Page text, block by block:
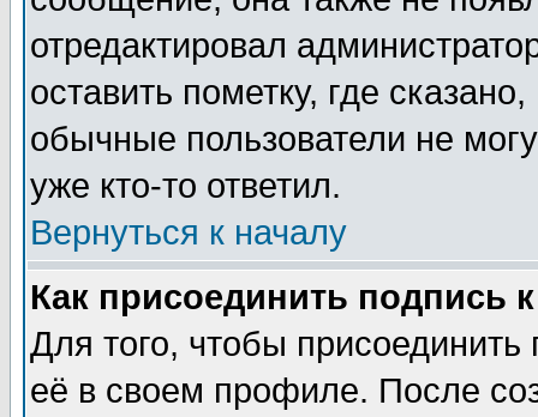
отредактировал
оставить пометку, где
обычные пользователи не
уже кто-то ответил.
Вернуться к началу
Как присоединить подпись
Для того, чтобы
её в своем профиле. После